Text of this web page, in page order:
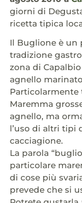
giorni di
ricetta tipica
Il Buglione è un
tradizione
zona di
agnello
Particolarmente
Maremma
agnello, ma
l’uso di altri tipi
cacciagione.
La parola
particolare
di cose più
prevede che si